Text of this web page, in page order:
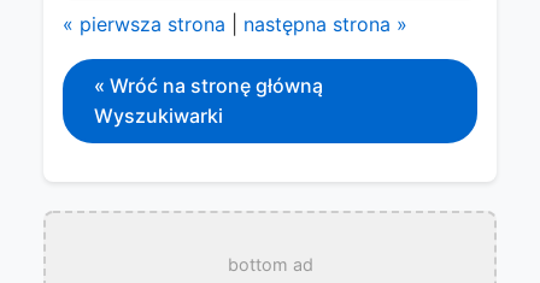
« pierwsza strona następna strona »
« Wróć na stronę główną
Wyszukiwarki
bottom ad